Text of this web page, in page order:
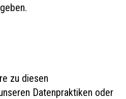
zu diesen
Datenpraktiken oder